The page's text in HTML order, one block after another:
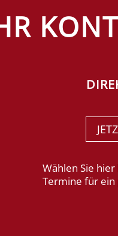
Wählen Sie
Termine für ein